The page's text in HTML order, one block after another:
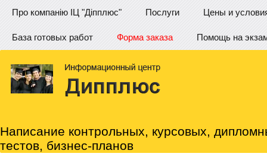
Про компанію ІЦ "Діпплюс" Послуги Цены и
База готовых работ Форма заказа Помощь на
Написание контрольных, курсовых,
тестов, бизнес-планов